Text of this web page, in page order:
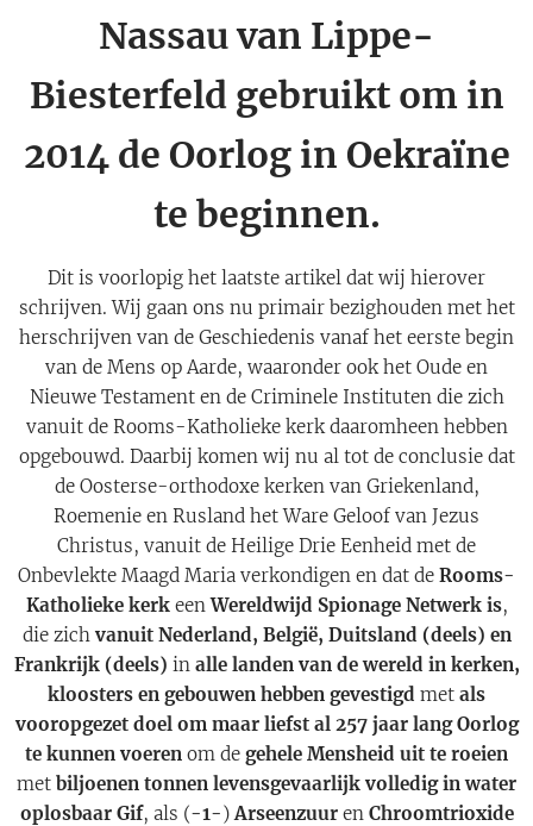
Nassau van Lippe-
Biesterfeld gebruikt om in
2014 de Oorlog in Oekraïne
te beginnen.
Dit is voorlopig het laatste artikel dat wij hierover
schrijven. Wij gaan ons nu primair bezighouden met het
herschrijven van de Geschiedenis vanaf het eerste begin
van de Mens op Aarde, waaronder ook het Oude en
Nieuwe Testament en de Criminele Instituten die zich
vanuit de Rooms-Katholieke kerk daaromheen hebben
opgebouwd. Daarbij komen wij nu al tot de conclusie dat
de Oosterse-orthodoxe kerken van Griekenland,
Roemenie en Rusland het Ware Geloof van Jezus
Christus, vanuit de Heilige Drie Eenheid met de
Onbevlekte Maagd Maria verkondigen en dat de Rooms-
Katholieke kerkeenWereldwijd Spionage Netwerk is,
die zich vanuit Nederland, België, Duitsland (deels) en
Frankrijk (deels) in alle landen van de wereld in kerken,
kloosters en gebouwen hebben gevestigd met als
vooropgezet doel om maar liefst al 257 jaar lang Oorlog
te kunnen voeren om de gehele Mensheid uit te roeien
met biljoenen tonnen levensgevaarlijk volledig in water
oplosbaar Gif, als (-1-)Arseenzuuren Chroomtrioxide